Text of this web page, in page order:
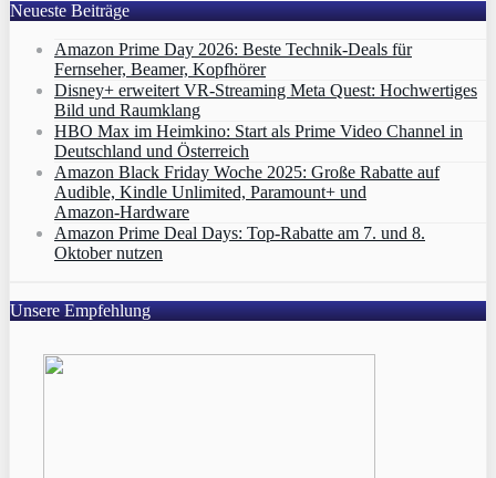
Neueste Beiträge
Amazon Prime Day 2026: Beste Technik-Deals für
Fernseher, Beamer, Kopfhörer
Disney+ erweitert VR‑Streaming Meta Quest: Hochwertiges
Bild und Raumklang
HBO Max im Heimkino: Start als Prime Video Channel in
Deutschland und Österreich
Amazon Black Friday Woche 2025: Große Rabatte auf
Audible, Kindle Unlimited, Paramount+ und
Amazon‑Hardware
Amazon Prime Deal Days: Top-Rabatte am 7. und 8.
Oktober nutzen
Unsere Empfehlung